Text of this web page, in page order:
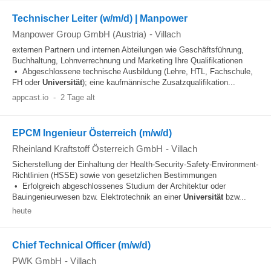
Technischer Leiter (w/m/d) | Manpower
Manpower Group GmbH (Austria) - Villach
externen Partnern und internen Abteilungen wie Geschäftsführung,
Buchhaltung, Lohnverrechnung und Marketing Ihre Qualifikationen
• Abgeschlossene technische Ausbildung (Lehre, HTL, Fachschule,
FH oder Universität); eine kaufmännische Zusatzqualifikation...
appcast.io - 2 Tage alt
EPCM Ingenieur Österreich (m/w/d)
Rheinland Kraftstoff Österreich GmbH - Villach
Sicherstellung der Einhaltung der Health-Security-Safety-Environment-
Richtlinien (HSSE) sowie von gesetzlichen Bestimmungen
• Erfolgreich abgeschlossenes Studium der Architektur oder
Bauingenieurwesen bzw. Elektrotechnik an einer Universitätbzw...
heute
Chief Technical Officer (m/w/d)
PWK GmbH - Villach